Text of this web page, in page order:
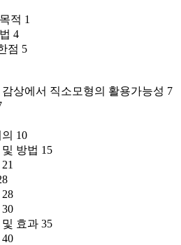
적 1
4
점 5
상에서 직소모형의 활용가능성 7
10
방법 15
효과 35